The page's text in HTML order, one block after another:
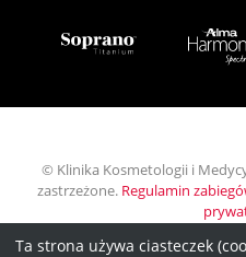
© Klinika Kosmetologii i
zastrzeżone. Regulamin
Wykonanie:
Ta strona używa ciasteczek